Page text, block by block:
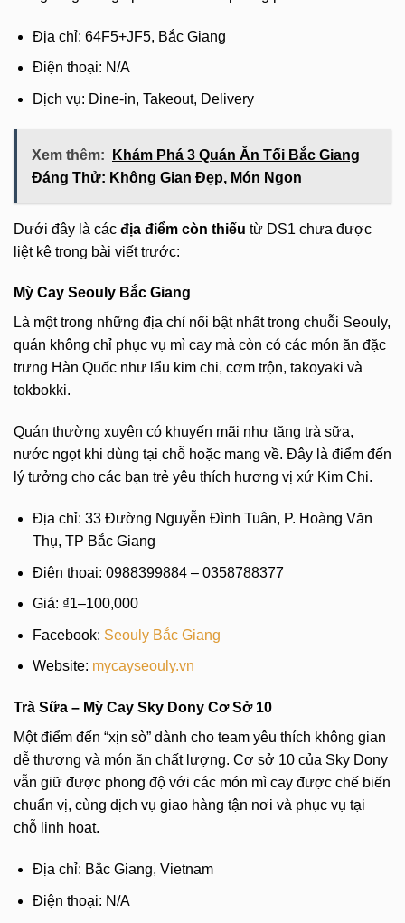
Địa chỉ: 64F5+JF5, Bắc Giang
Điện thoại: N/A
Dịch vụ: Dine-in, Takeout, Delivery
Xem thêm:
Khám Phá 3 Quán Ăn Tối Bắc Giang
Đáng Thử: Không Gian Đẹp, Món Ngon
Dưới đây là các địa điểm còn thiếu từ DS1 chưa được
liệt kê trong bài viết trước:
Mỳ Cay Seouly Bắc Giang
Là một trong những địa chỉ nổi bật nhất trong chuỗi Seouly,
quán không chỉ phục vụ mì cay mà còn có các món ăn đặc
trưng Hàn Quốc như lẩu kim chi, cơm trộn, takoyaki và
tokbokki.
Quán thường xuyên có khuyến mãi như tặng trà sữa,
nước ngọt khi dùng tại chỗ hoặc mang về. Đây là điểm đến
lý tưởng cho các bạn trẻ yêu thích hương vị xứ Kim Chi.
Địa chỉ: 33 Đường Nguyễn Đình Tuân, P. Hoàng Văn
Thụ, TP Bắc Giang
Điện thoại: 0988399884 – 0358788377
Giá: ₫1–100,000
Facebook: Seouly Bắc Giang
Website: mycayseouly.vn
Trà Sữa – Mỳ Cay Sky Dony Cơ Sở 10
Một điểm đến “xịn sò” dành cho team yêu thích không gian
dễ thương và món ăn chất lượng. Cơ sở 10 của Sky Dony
vẫn giữ được phong độ với các món mì cay được chế biến
chuẩn vị, cùng dịch vụ giao hàng tận nơi và phục vụ tại
chỗ linh hoạt.
Địa chỉ: Bắc Giang, Vietnam
Điện thoại: N/A